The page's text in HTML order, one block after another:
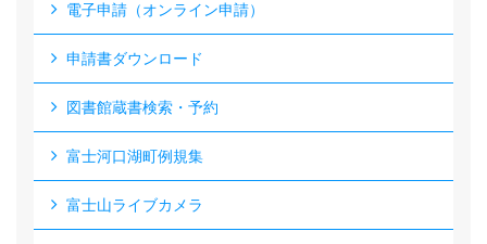
電子申請（オンライン申請）
申請書ダウンロード
図書館蔵書検索・予約
富士河口湖町例規集
富士山ライブカメラ